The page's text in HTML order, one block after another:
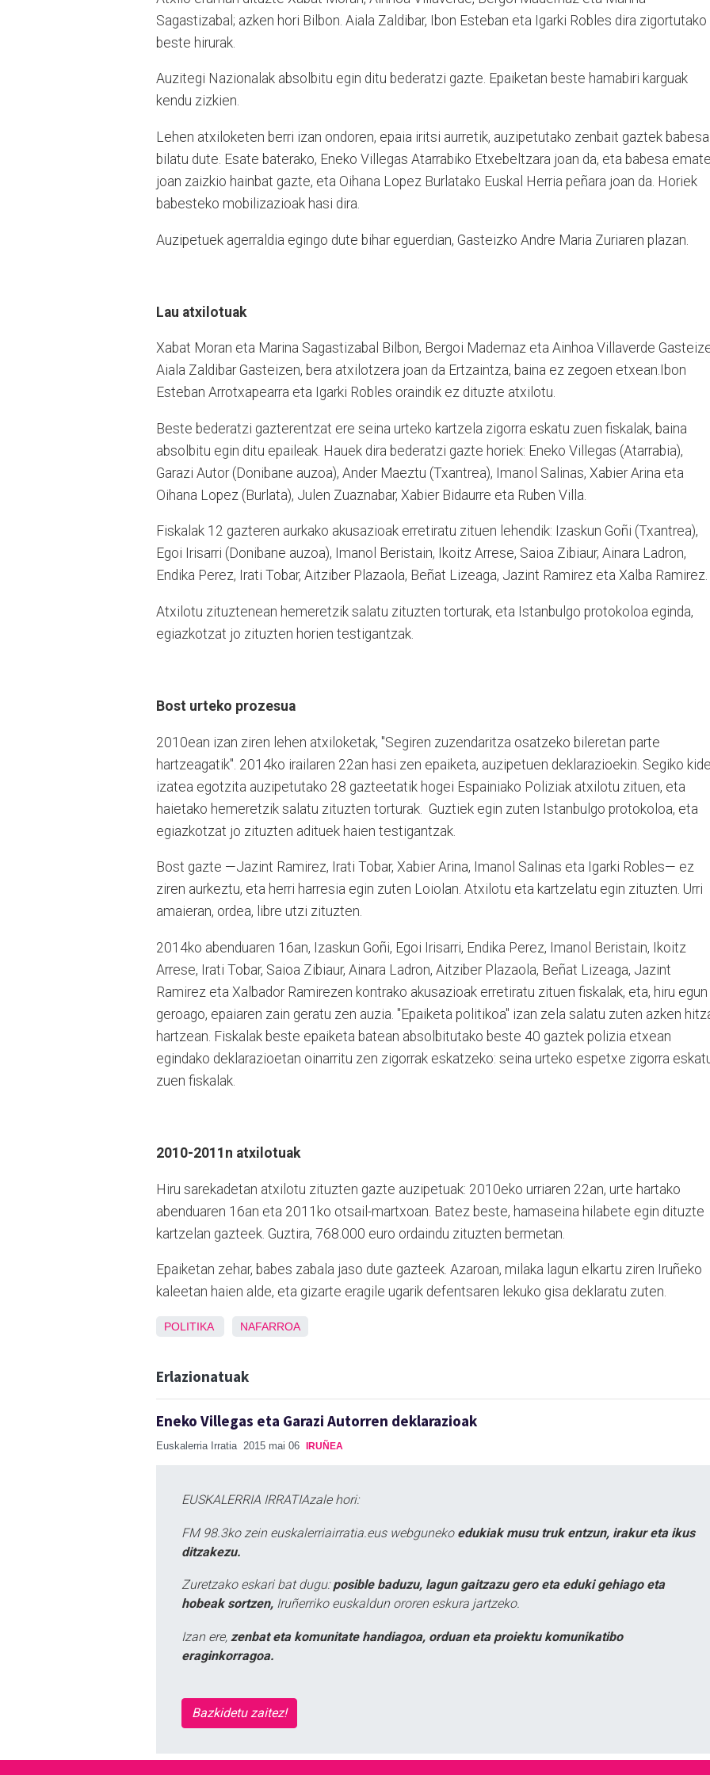
Sagastizabal; azken hori Bilbon. Aiala Zaldibar, Ibon Esteban eta Igarki Robles dira zigortutako
beste hirurak.
Auzitegi Nazionalak absolbitu egin ditu bederatzi gazte. Epaiketan beste hamabiri karguak
kendu zizkien.
Lehen atxiloketen berri izan ondoren, epaia iritsi aurretik, auzipetutako zenbait gaztek babesa
bilatu dute. Esate baterako, Eneko Villegas Atarrabiko Etxebeltzara joan da, eta babesa
joan zaizkio hainbat gazte, eta Oihana Lopez Burlatako Euskal Herria peñara joan da. Horiek
babesteko mobilizazioak hasi dira.
Auzipetuek agerraldia egingo dute bihar eguerdian, Gasteizko Andre Maria Zuriaren plazan.
Lau atxilotuak
Xabat Moran eta Marina Sagastizabal Bilbon, Bergoi Madernaz eta Ainhoa Villaverde
Aiala Zaldibar Gasteizen, bera atxilotzera joan da Ertzaintza, baina ez zegoen etxean.Ibon
Esteban Arrotxapearra eta Igarki Robles oraindik ez dituzte atxilotu.
Beste bederatzi gazterentzat ere seina urteko kartzela zigorra eskatu zuen fiskalak, baina
absolbitu egin ditu epaileak. Hauek dira bederatzi gazte horiek: Eneko Villegas (Atarrabia),
Garazi Autor (Donibane auzoa), Ander Maeztu (Txantrea), Imanol Salinas, Xabier Arina eta
Oihana Lopez (Burlata), Julen Zuaznabar, Xabier Bidaurre eta Ruben Villa.
Fiskalak 12 gazteren aurkako akusazioak erretiratu zituen lehendik: Izaskun Goñi (Txantrea),
Egoi Irisarri (Donibane auzoa), Imanol Beristain, Ikoitz Arrese, Saioa Zibiaur, Ainara Ladron,
Endika Perez, Irati Tobar, Aitziber Plazaola, Beñat Lizeaga, Jazint Ramirez eta Xalba Ramirez.
Atxilotu zituztenean hemeretzik salatu zituzten torturak, eta Istanbulgo protokoloa eginda,
egiazkotzat jo zituzten horien testigantzak.
Bost urteko prozesua
2010ean izan ziren lehen atxiloketak, "Segiren zuzendaritza osatzeko bileretan parte
hartzeagatik". 2014ko irailaren 22an hasi zen epaiketa, auzipetuen deklarazioekin. Segiko kide
izatea egotzita auzipetutako 28 gazteetatik hogei Espainiako Poliziak atxilotu zituen, eta
haietako hemeretzik salatu zituzten torturak. Guztiek egin zuten Istanbulgo protokoloa, eta
egiazkotzat jo zituzten adituek haien testigantzak.
Bost gazte —Jazint Ramirez, Irati Tobar, Xabier Arina, Imanol Salinas eta Igarki Robles— ez
ziren aurkeztu, eta herri harresia egin zuten Loiolan. Atxilotu eta kartzelatu egin zituzten. Urri
amaieran, ordea, libre utzi zituzten.
2014ko abenduaren 16an, Izaskun Goñi, Egoi Irisarri, Endika Perez, Imanol Beristain, Ikoitz
Arrese, Irati Tobar, Saioa Zibiaur, Ainara Ladron, Aitziber Plazaola, Beñat Lizeaga, Jazint
Ramirez eta Xalbador Ramirezen kontrako akusazioak erretiratu zituen fiskalak, eta, hiru egun
geroago, epaiaren zain geratu zen auzia. "Epaiketa politikoa" izan zela salatu zuten azken
hartzean. Fiskalak beste epaiketa batean absolbitutako beste 40 gaztek polizia etxean
egindako deklarazioetan oinarritu zen zigorrak eskatzeko: seina urteko espetxe zigorra
zuen fiskalak.
2010-2011n atxilotuak
Hiru sarekadetan atxilotu zituzten gazte auzipetuak: 2010eko urriaren 22an, urte hartako
abenduaren 16an eta 2011ko otsail-martxoan. Batez beste, hamaseina hilabete egin dituzte
kartzelan gazteek. Guztira, 768.000 euro ordaindu zituzten bermetan.
Epaiketan zehar, babes zabala jaso dute gazteek. Azaroan, milaka lagun elkartu ziren Iruñeko
kaleetan haien alde, eta gizarte eragile ugarik defentsaren lekuko gisa deklaratu zuten.
POLITIKA NAFARROA
Erlazionatuak
Eneko Villegas eta Garazi Autorren deklarazioak
Euskalerria Irratia 2015 mai 06 IRUÑEA
EUSKALERRIA IRRATIAzale hori:
FM 98.3ko zein euskalerriairratia.eus webguneko edukiak musu truk entzun, irakur eta ikus
ditzakezu.
Zuretzako eskari bat dugu: posible baduzu, lagun gaitzazu gero eta eduki gehiago eta
hobeak sortzen, Iruñerriko euskaldun ororen eskura jartzeko.
Izan ere, zenbat eta komunitate handiagoa, orduan eta proiektu komunikatibo
eraginkorragoa.
Bazkidetu zaitez!